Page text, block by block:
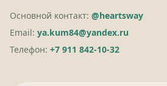
Основной контакт: @heartsway
Email: ya.kum84@yandex.ru
Телефон: +7 911 842-10-32